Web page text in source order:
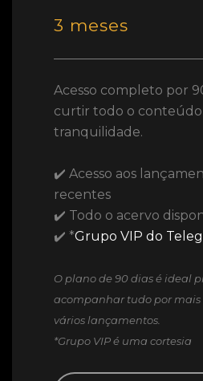
3 meses
Acesso completo por
curtir todo o
tranquilidade.
✔️ Acesso aos
recentes
✔️ Todo o acervo
✔️ *Grupo VIP do
O plano de 90 dias é ideal
acompanhar tudo por
vários lançamentos.
*Grupo VIP é uma cortesia